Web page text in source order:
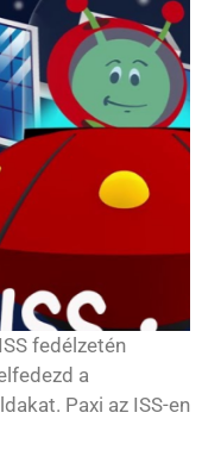
fedélzetén
a
Paxi az ISS-en